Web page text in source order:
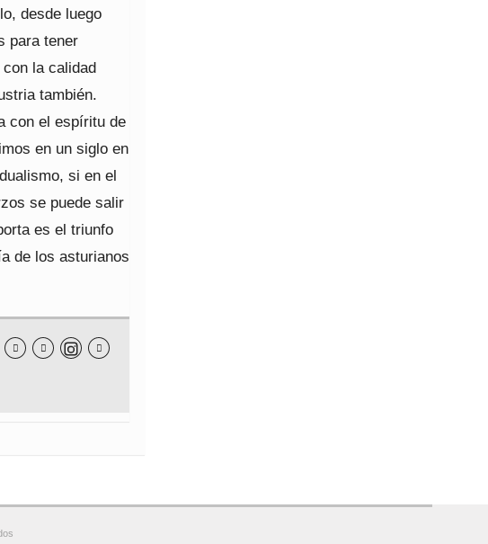
desde luego
para tener
la calidad
también.
con el espíritu de
en un siglo en
si en el
se puede salir
es el triunfo
de los asturianos
  